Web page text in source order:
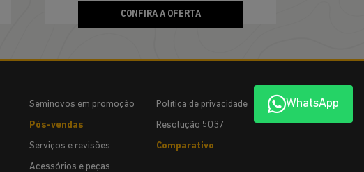
CONFIRA A OFERTA
WhatsApp
Seminovos em promoção
Pós-vendas
Serviços e revisões
Acessórios e peças
Política de privacidade
Resolução 5037
Comparativo